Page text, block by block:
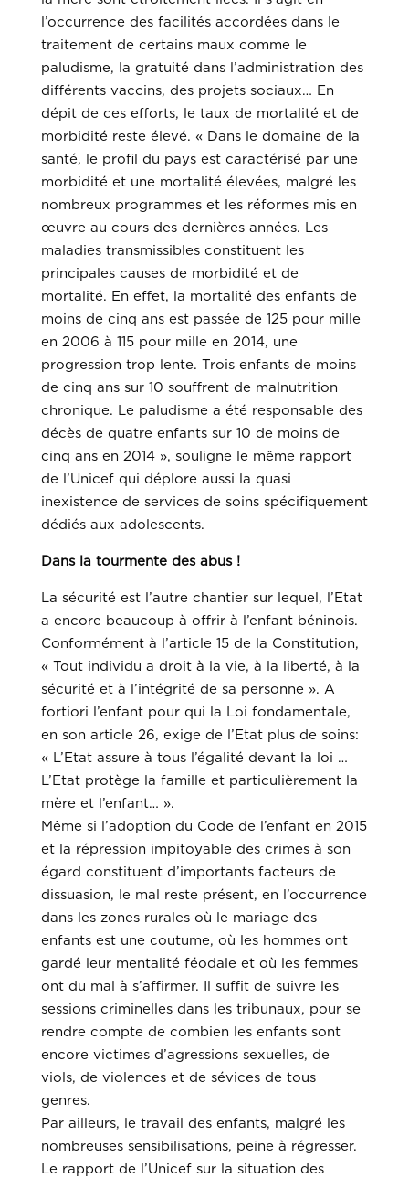
l’occurrence des facilités accordées dans le
traitement de certains maux comme le
paludisme, la gratuité dans l’administration des
différents vaccins, des projets sociaux… En
dépit de ces efforts, le taux de mortalité et de
morbidité reste élevé. « Dans le domaine de la
santé, le profil du pays est caractérisé par une
morbidité et une mortalité élevées, malgré les
nombreux programmes et les réformes mis en
œuvre au cours des dernières années. Les
maladies transmissibles constituent les
principales causes de morbidité et de
mortalité. En effet, la mortalité des enfants de
moins de cinq ans est passée de 125 pour mille
en 2006 à 115 pour mille en 2014, une
progression trop lente. Trois enfants de moins
de cinq ans sur 10 souffrent de malnutrition
chronique. Le paludisme a été responsable des
décès de quatre enfants sur 10 de moins de
cinq ans en 2014 », souligne le même rapport
de l’Unicef qui déplore aussi la quasi
inexistence de services de soins spécifiquement
dédiés aux adolescents.
Dans la tourmente des abus !
La sécurité est l’autre chantier sur lequel, l’Etat
a encore beaucoup à offrir à l’enfant béninois.
Conformément à l’article 15 de la Constitution,
« Tout individu a droit à la vie, à la liberté, à la
sécurité et à l’intégrité de sa personne ». A
fortiori l’enfant pour qui la Loi fondamentale,
en son article 26, exige de l’Etat plus de soins:
« L’Etat assure à tous l’égalité devant la loi …
L’Etat protège la famille et particulièrement la
mère et l’enfant… ».
Même si l’adoption du Code de l’enfant en 2015
et la répression impitoyable des crimes à son
égard constituent d’importants facteurs de
dissuasion, le mal reste présent, en l’occurrence
dans les zones rurales où le mariage des
enfants est une coutume, où les hommes ont
gardé leur mentalité féodale et où les femmes
ont du mal à s’affirmer. Il suffit de suivre les
sessions criminelles dans les tribunaux, pour se
rendre compte de combien les enfants sont
encore victimes d’agressions sexuelles, de
viols, de violences et de sévices de tous
genres.
Par ailleurs, le travail des enfants, malgré les
nombreuses sensibilisations, peine à régresser.
Le rapport de l’Unicef sur la situation des